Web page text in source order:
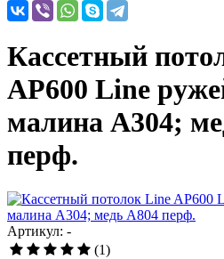
Кассетный
AP600 Line
малина А304;
перф.
Артикул: -
(1)